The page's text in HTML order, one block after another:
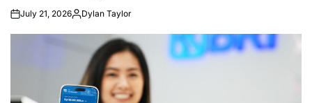
July 21, 2026Posted
Dylan Taylor